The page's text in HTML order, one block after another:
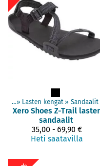
‪» Lasten kengät ‪» Sandaalit
Xero Shoes Z-Trail
sandaalit
35,00 - 69,90 €
Heti saatavilla
Tuotteet ‪»